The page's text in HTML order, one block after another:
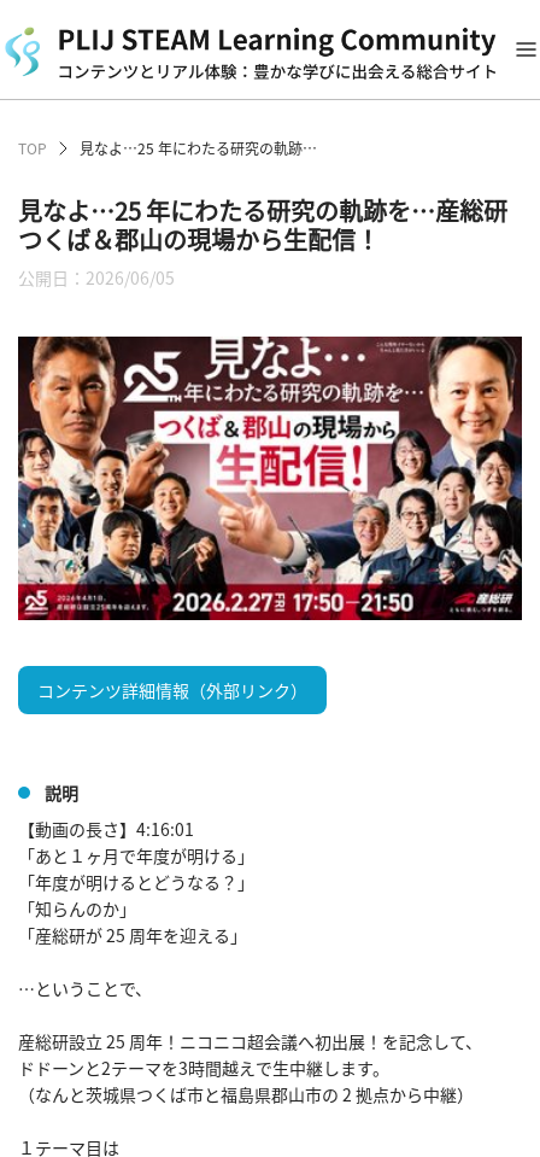
TOP 見なよ…25 年にわたる研究の軌跡を…産総研つくば＆郡山の現場から生配信！
見なよ…25 年にわたる研究の軌跡を…産総研
つくば＆郡山の現場から生配信！
公開日：2026/06/05
コンテンツ詳細情報（外部リンク）
説明
【動画の長さ】4:16:01
「あと１ヶ月で年度が明ける」
「年度が明けるとどうなる？」
「知らんのか」
「産総研が 25 周年を迎える」
…ということで、
産総研設立 25 周年！ニコニコ超会議へ初出展！を記念して、
ドドーンと2テーマを3時間越えで生中継します。
（なんと茨城県つくば市と福島県郡山市の 2 拠点から中継）
１テーマ目は